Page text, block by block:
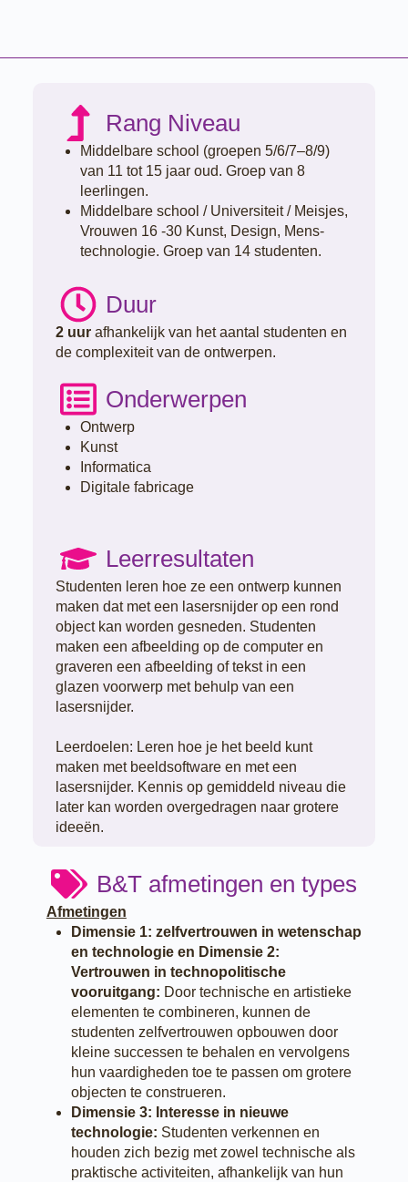
Rang Niveau
Middelbare school (groepen 5/6/7–8/9)
van 11 tot 15 jaar oud. Groep van 8
leerlingen.
Middelbare school / Universiteit / Meisjes,
Vrouwen 16 -30 Kunst, Design, Mens-
technologie. Groep van 14 studenten.
Duur
2 uurafhankelijk van het aantal studenten en
de complexiteit van de ontwerpen.
Onderwerpen
Ontwerp
Kunst
Informatica
Digitale fabricage
Leerresultaten
Studenten leren hoe ze een ontwerp kunnen
maken dat met een lasersnijder op een rond
object kan worden gesneden. Studenten
maken een afbeelding op de computer en
graveren een afbeelding of tekst in een
glazen voorwerp met behulp van een
lasersnijder.
Leerdoelen: Leren hoe je het beeld kunt
maken met beeldsoftware en met een
lasersnijder. Kennis op gemiddeld niveau die
later kan worden overgedragen naar grotere
ideeën.
B&T afmetingen en types
Afmetingen
Dimensie 1: zelfvertrouwen in wetenschap
en technologie en Dimensie 2:
Vertrouwen in technopolitische
vooruitgang: Door technische en artistieke
elementen te combineren, kunnen de
studenten zelfvertrouwen opbouwen door
kleine successen te behalen en vervolgens
hun vaardigheden toe te passen om grotere
objecten te construeren.
Dimensie 3: Interesse in nieuwe
technologie: Studenten verkennen en
houden zich bezig met zowel technische als
praktische activiteiten, afhankelijk van hun